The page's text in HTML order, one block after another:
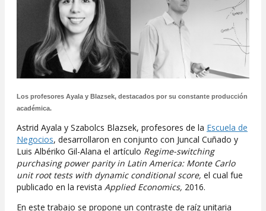
Los profesores Ayala y Blazsek, destacados por su constante producción
académica.
Astrid Ayala y Szabolcs Blazsek, profesores de la Escuela de
Negocios, desarrollaron en conjunto con Juncal Cuñado y
Luis Albériko Gil-Alana el artículo Regime-switching
purchasing power parity in Latin America: Monte Carlo
unit root tests with dynamic conditional score, el cual fue
publicado en la revista Applied Economics, 2016.
En este trabajo se propone un contraste de raíz unitaria